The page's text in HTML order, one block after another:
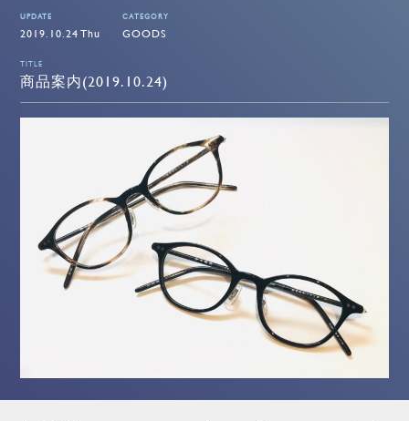
UPDATE
2019.10.24 Thu
CATEGORY
GOODS
TITLE
商品案内(2019.10.24)